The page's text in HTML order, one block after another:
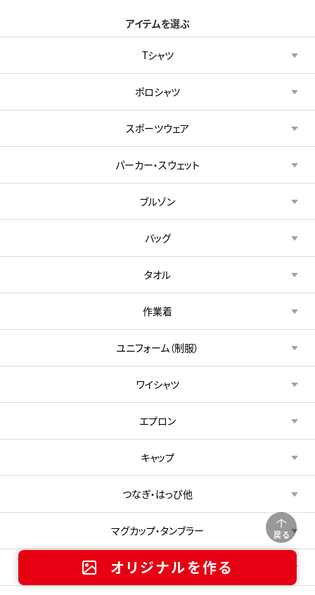
戻る
オリジナルを作る
アイテムを選ぶ
Tシャツ
ポロシャツ
スポーツウェア
パーカー・スウェット
ブルゾン
バッグ
タオル
作業着
ユニフォーム（制服）
ワイシャツ
エプロン
キャップ
つなぎ・はっぴ他
マグカップ・タンブラー
文具・ステーショナリー